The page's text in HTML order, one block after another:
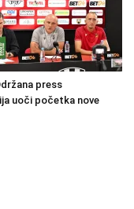
press
uoči početka nove